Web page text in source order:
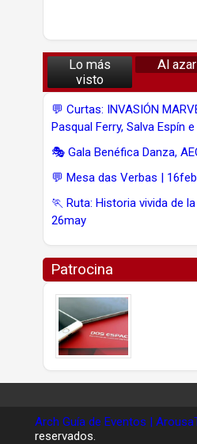
Lo más
visto
Al azar
💬 Curtas: INVASIÓN
Pasqual Ferry, Salva Espín
🎭 Gala Benéfica Danza,
💬 Mesa das Verbas | 16feb
🏃 Ruta: Historia vivida de
26may
Patrocina
Arch Guía de Eventos |
reservados.